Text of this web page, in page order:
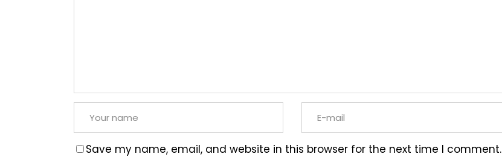
Save my name, email, and website in this browser for the next time I comment.